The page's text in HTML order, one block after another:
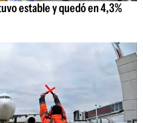
estable y quedó en 4,3%